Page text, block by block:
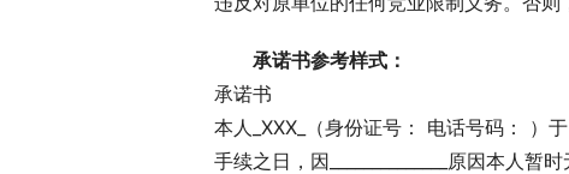
承诺书参考样式：
承诺书
本人_XXX_（身份证号： 电话号码： ）
手续之日，因______________原因本人